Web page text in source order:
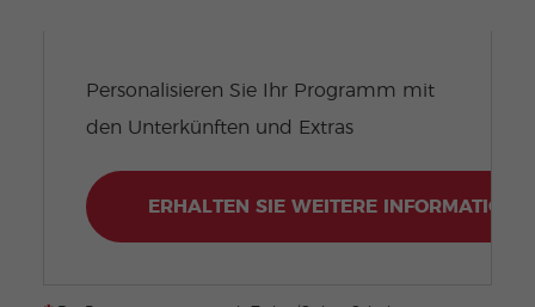
Personalisieren Sie Ihr Programm mit
den Unterkünften und Extras
ERHALTEN SIE WEITERE